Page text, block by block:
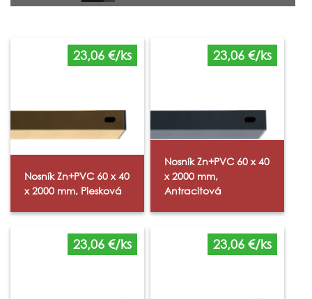
23,06 €/ks
Nosník Zn+PVC 60 x 40
x 2000 mm, Piesková
23,06 €/ks
Nosník Zn+PVC 60 x 40
x 2000 mm,
Antracitová
23,06 €/ks 23,06 €/ks